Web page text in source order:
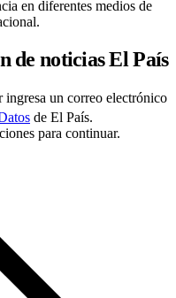
en diferentes medios de
de noticias El País
ingresa un correo electrónico
de El País.
para continuar.